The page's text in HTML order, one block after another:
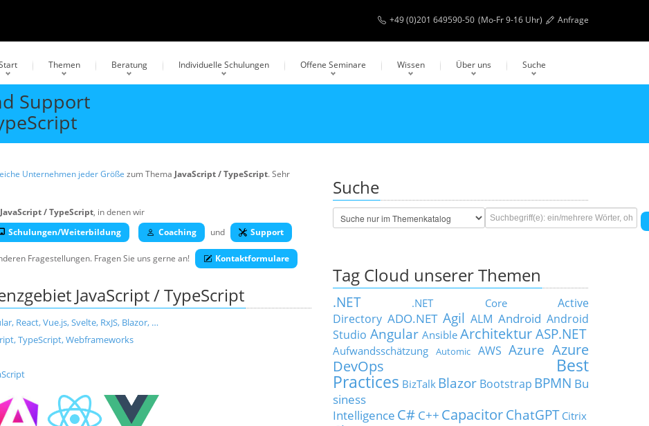
+49 (0)201 649590-50 (Mo-Fr 9-16 Uhr) Anfrage
Themen Beratung Individuelle Schulungen Offene Seminare Wissen Über uns Suche
Support
Unternehmen jeder Größe zum Thema JavaScript / TypeScript. Sehr
JavaScript / TypeScript, in denen wir
Schulungen/Weiterbildung Coaching und Support
Fragestellungen. Fragen Sie uns gerne an! Kontaktformulare
JavaScript / TypeScript
React, Vue.js, Svelte, RxJS, Blazor, …
TypeScript, Webframeworks
Suche
Tag Cloud unserer Themen
.NET .NET Core
Active
Directory ADO.NET Agil ALM Android Android
Studio Angular Ansible Architektur ASP.NET
Aufwandsschätzung Automic AWS Azure Azure
DevOps
Best
Practices BizTalk Blazor Bootstrap BPMN Bu
siness
Intelligence C# C++ Capacitor ChatGPT Citrix